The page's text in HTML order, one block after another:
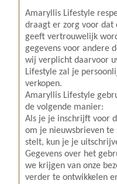
Amaryllis Lifestyle
draagt er zorg voor
geeft vertrouwelijk
gegevens voor andere
wij verplicht daarvoor
Lifestyle zal je
verkopen.
Amaryllis Lifestyle
de volgende manier:
Als je je inschrijft voor
om je nieuwsbrieven
stelt, kun je je
Gegevens over het
we krijgen van onze
verder te ontwikkelen